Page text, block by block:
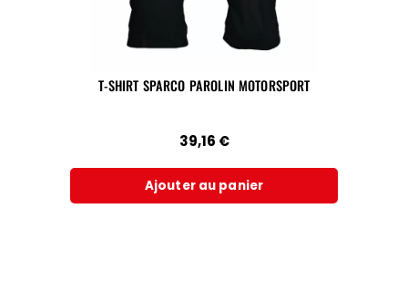
T-SHIRT SPARCO PAROLIN MOTORSPORT
39,16 €
Ajouter au panier